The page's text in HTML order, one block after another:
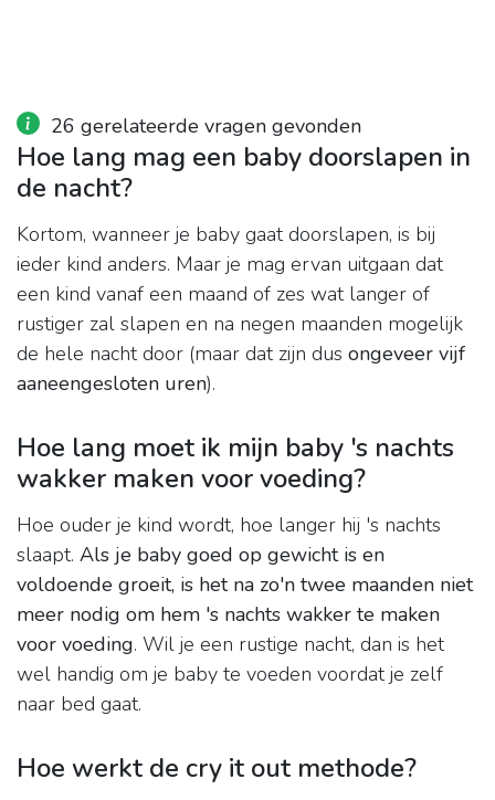
26 gerelateerde vragen gevonden
Hoe lang mag een baby doorslapen in
de nacht?
Kortom, wanneer je baby gaat doorslapen, is bij
ieder kind anders. Maar je mag ervan uitgaan dat
een kind vanaf een maand of zes wat langer of
rustiger zal slapen en na negen maanden mogelijk
de hele nacht door (maar dat zijn dus ongeveer vijf
aaneengesloten uren).
Hoe lang moet ik mijn baby 's nachts
wakker maken voor voeding?
Hoe ouder je kind wordt, hoe langer hij 's nachts
slaapt. Als je baby goed op gewicht is en
voldoende groeit, is het na zo'n twee maanden niet
meer nodig om hem 's nachts wakker te maken
voor voeding. Wil je een rustige nacht, dan is het
wel handig om je baby te voeden voordat je zelf
naar bed gaat.
Hoe werkt de cry it out methode?